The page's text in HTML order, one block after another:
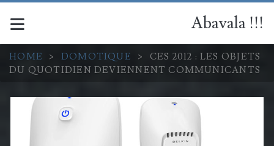
Abavala !!!
HOME > DOMOTIQUE >
CES 2012 : LES OBJETS
DU QUOTIDIEN DEVIENNENT COMMUNICANTS